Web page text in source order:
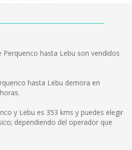
Perquenco hasta Lebu son vendidos
hasta Lebu demora en
y Lebu es 353 kms y puedes elegir
dependiendo del operador que